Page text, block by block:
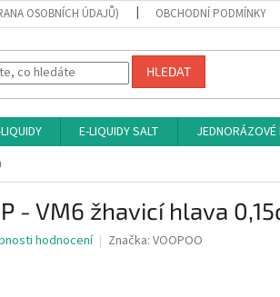
OSOBNÍCH ÚDAJŮ) OBCHODNÍ PODMÍNKY
HLEDAT
E-LIQUIDY SALT
- VM6 žhavicí hlava
hodnocení Značka: VOOPOO